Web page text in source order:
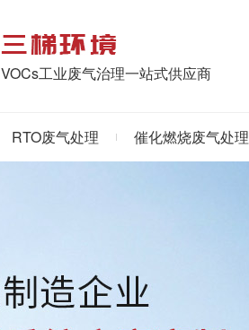
VOCs工业废气治理一站式供应商
RTO废气处理 催化燃烧废气处理